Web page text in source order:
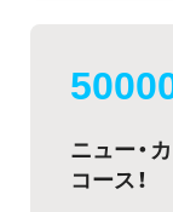
ニュー・
コース！